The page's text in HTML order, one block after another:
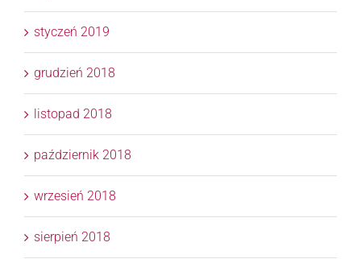
styczeń 2019
grudzień 2018
listopad 2018
październik 2018
wrzesień 2018
sierpień 2018